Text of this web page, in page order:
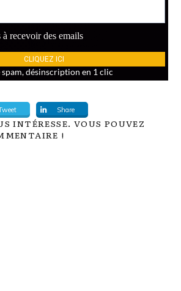
Share
INTÉRESSE. VOUS POUVEZ
!